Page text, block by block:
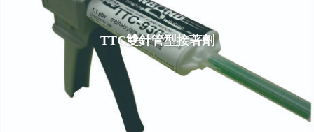
TTC雙針管型接著劑